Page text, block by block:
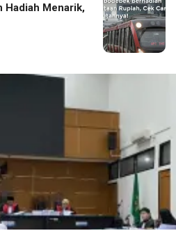
Hadiah Menarik,